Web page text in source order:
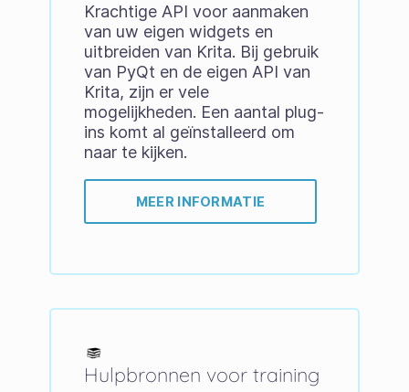
Krachtige API voor aanmaken
van uw eigen widgets en
uitbreiden van Krita. Bij gebruik
van PyQt en de eigen API van
Krita, zijn er vele
mogelijkheden. Een aantal plug-
ins komt al geïnstalleerd om
naar te kijken.
MEER INFORMATIE
Hulpbronnen voor training